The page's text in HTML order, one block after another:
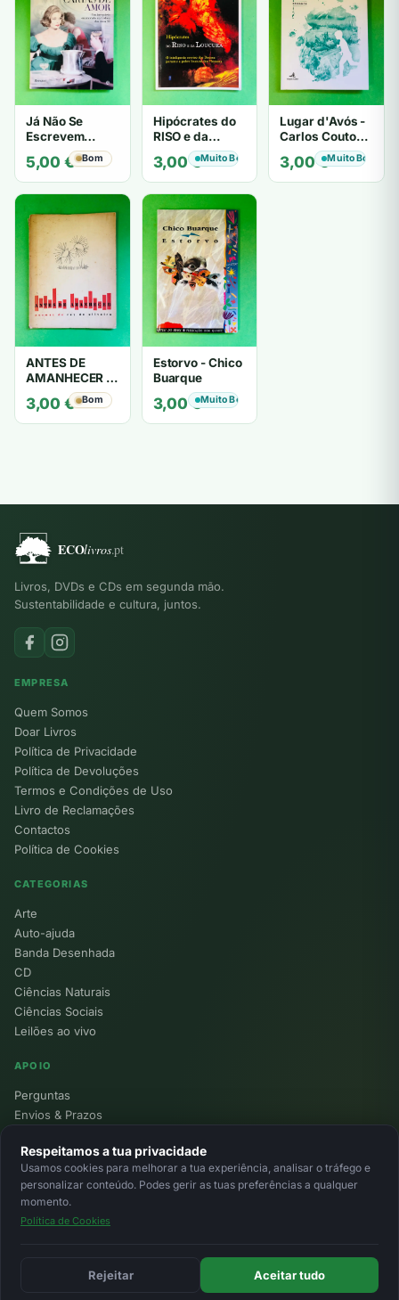
Já Não Se
Escrevem
Cartas de Amor
- Mário
Zambujal
5,00 € Bom
Hipócrates do
RISO e da
LOUCURA
3,00€Muito Bom
Lugar d'Avós -
Carlos Couto
Amaral
3,00€Muito Bom
ANTES DE
AMANHECER -
ruy de oliveira
3,00 € Bom
Estorvo - Chico
Buarque
3,00€Muito Bom
Livros, DVDs e CDs em segunda mão.
Sustentabilidade e cultura, juntos.
EMPRESA
Quem Somos
Doar Livros
Política de Privacidade
Política de Devoluções
Termos e Condições de Uso
Livro de Reclamações
Contactos
Política de Cookies
CATEGORIAS
Arte
Auto-ajuda
Banda Desenhada
CD
Ciências Naturais
Ciências Sociais
Leilões ao vivo
APOIO
Perguntas
Envios & Prazos
Devoluções
Minha Conta
© 2026 Ecolivros. Todos os direitos reservados.
Respeitamos a tua privacidade
Usamos cookies para melhorar a tua experiência, analisar o tráfego e
personalizar conteúdo. Podes gerir as tuas preferências a qualquer
momento.
Política de Cookies
Rejeitar Aceitar tudo